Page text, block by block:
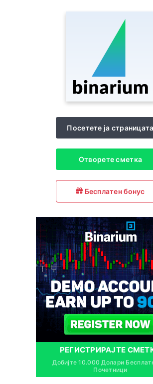
Посетете ја страницата
Отворете сметка
Бесплатен бонус
РЕГИСТРИРАЈТЕ
Добијте 10.000 Долари
Почетници